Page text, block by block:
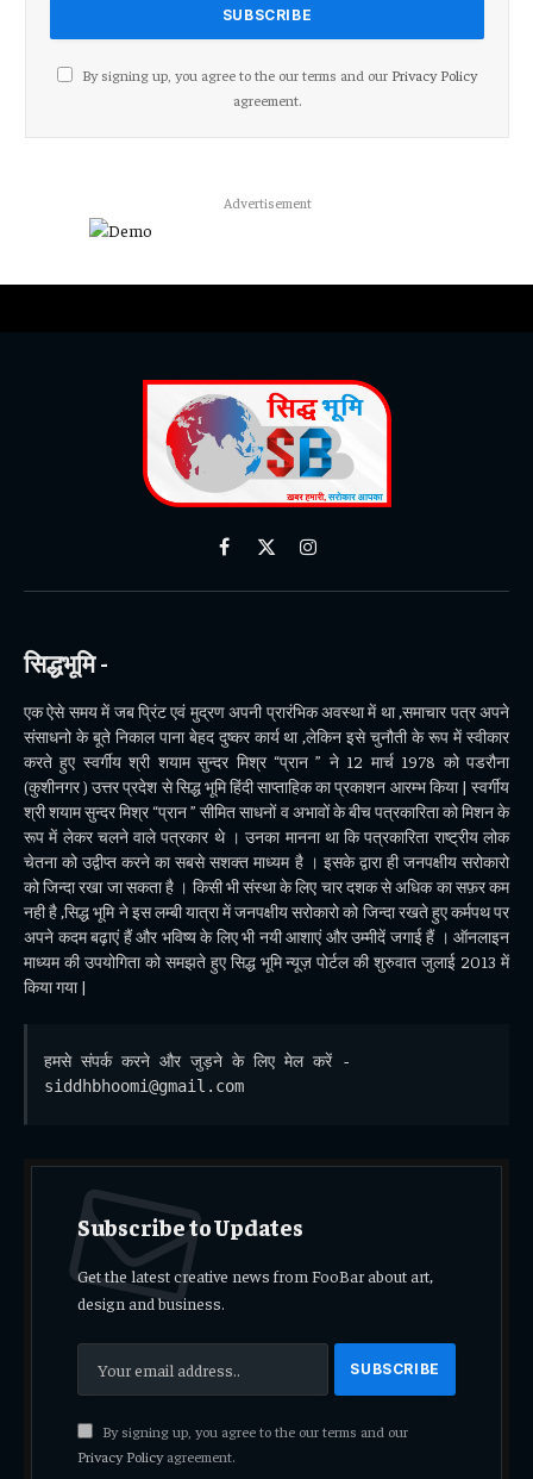
By signing up, you agree to the our terms and our Privacy Policy
agreement.
Advertisement
Facebook
X
Instagram
सिद्धभूमि -
एक ऐसे समय में जब प्रिंट एवं मुद्रण अपनी प्रारंभिक अवस्था में था ,समाचार पत्र अपने
संसाधनो के बूते निकाल पाना बेहद दुष्कर कार्य था ,लेकिन इसे चुनौती के रूप में स्वीकार
करते हुए स्वर्गीय श्री शयाम सुन्दर मिश्र “प्रान ” ने 12 मार्च 1978 को पडरौना
(कुशीनगर ) उत्तर प्रदेश से सिद्ध भूमि हिंदी साप्ताहिक का प्रकाशन आरम्भ किया | स्वर्गीय
श्री शयाम सुन्दर मिश्र “प्रान ” सीमित साधनों व अभावों के बीच पत्रकारिता को मिशन के
रूप में लेकर चलने वाले पत्रकार थे । उनका मानना था कि पत्रकारिता राष्ट्रीय लोक
चेतना को उद्वीप्त करने का सबसे सशक्त माध्यम है । इसके द्वारा ही जनपक्षीय सरोकारो
को जिन्दा रखा जा सकता है । किसी भी संस्था के लिए चार दशक से अधिक का सफ़र कम
नही है ,सिद्ध भूमि ने इस लम्बी यात्रा में जनपक्षीय सरोकारो को जिन्दा रखते हुए कर्मपथ पर
अपने कदम बढ़ाएं हैं और भविष्य के लिए भी नयी आशाएं और उम्मीदें जगाई हैं । ऑनलाइन
माध्यम की उपयोगिता को समझते हुए सिद्ध भूमि न्यूज़ पोर्टल की शुरुवात जुलाई 2013 में
किया गया |
हमसे संपर्क करने और जुड़ने के लिए मेल करें -
siddhbhoomi@gmail.com
Subscribe to Updates
Get the latest creative news from FooBar about art,
design and business.
By signing up, you agree to the our terms and our
Privacy Policyagreement.